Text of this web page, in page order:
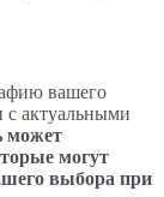
вашего
актуальными
может
могут
выбора при